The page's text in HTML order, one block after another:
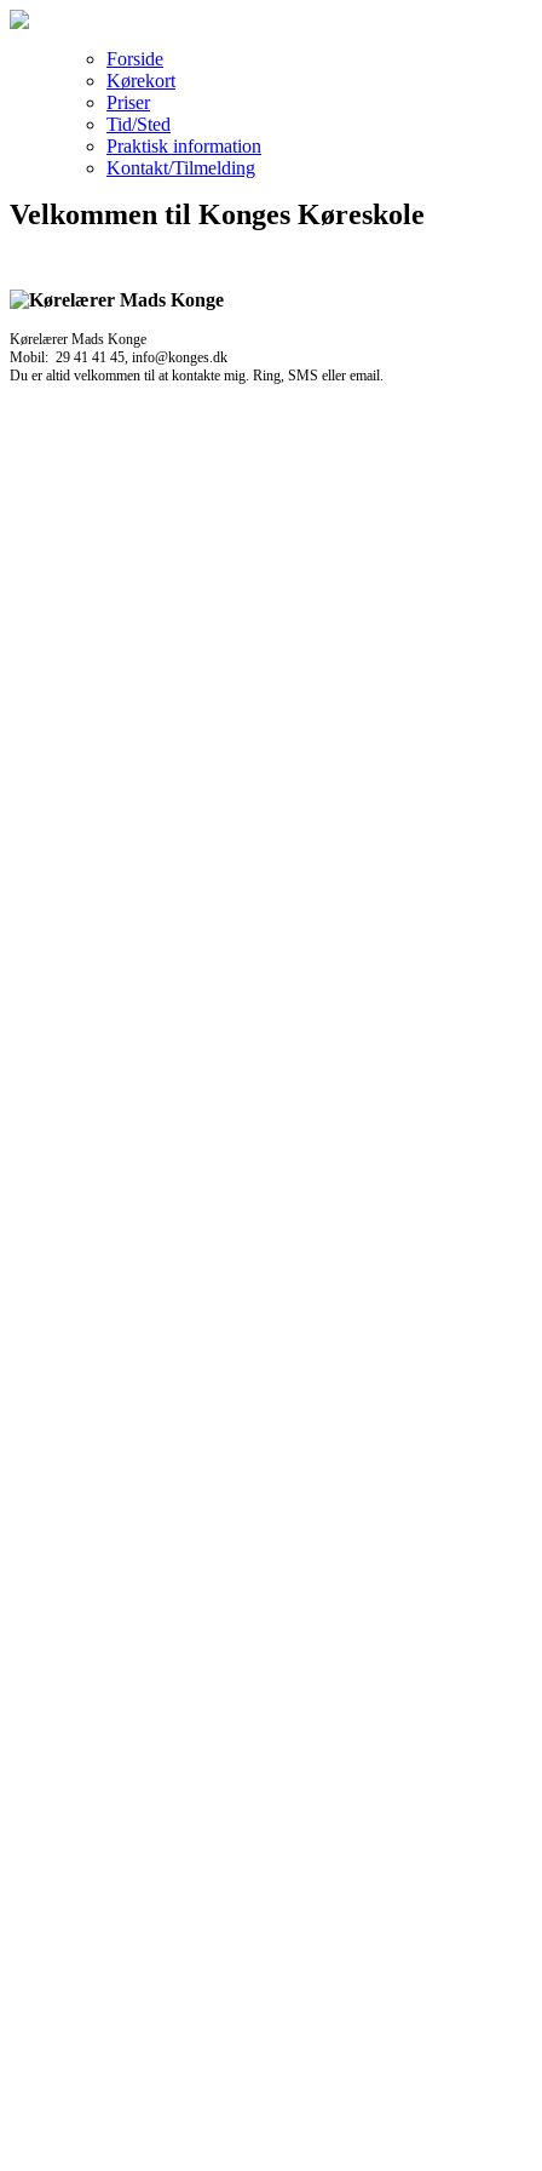
Forside
Kørekort
Priser
Tid/Sted
Praktisk information
Kontakt/Tilmelding
Velkommen til Konges Køreskole
Kørelærer Mads Konge
Mobil: 29 41 41 45, info@konges.dk
Du er altid velkommen til at kontakte mig. Ring, SMS eller email.